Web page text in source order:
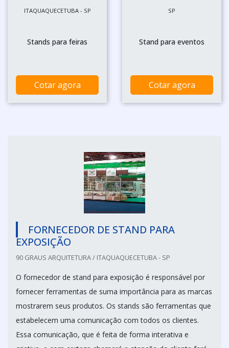
ITAQUAQUECETUBA - SP
Stands para feiras
Cotar agora
SP
Stand para eventos
Cotar agora
FORNECEDOR DE STAND PARA
EXPOSIÇÃO
90 GRAUS ARQUITETURA / ITAQUAQUECETUBA - SP
O fornecedor de stand para exposição é responsável por
fornecer ferramentas de suma importância para as marcas
mostrarem seus produtos. Os stands são ferramentas que
estabelecem uma comunicação com todos os clientes.
Essa comunicação, que é feita de forma interativa e